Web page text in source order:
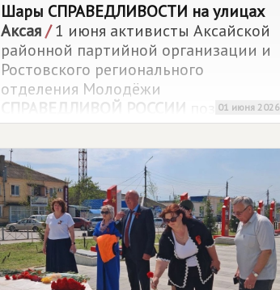
Шары СПРАВЕДЛИВОСТИ на улицах
Аксая/1 июня активисты Аксайской
районной партийной организации и
Ростовского регионального
отделения Молодёжи
СПРАВЕДЛИВОЙ РОССИИ поздравили
юных жителей и их родителей с
Международным днём защиты детей
01 июня 2026